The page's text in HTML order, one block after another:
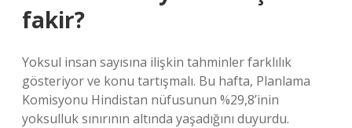
fakir?
Yoksul insan sayısına ilişkin tahminler farklılık
gösteriyor ve konu tartışmalı. Bu hafta, Planlama
Komisyonu Hindistan nüfusunun %29,8’inin
yoksulluk sınırının altında yaşadığını duyurdu.